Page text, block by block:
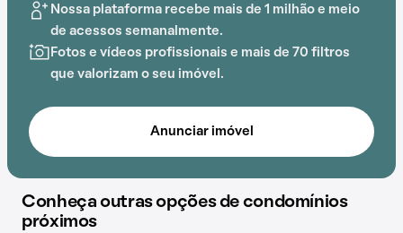
Nossa plataforma recebe mais de 1 milhão e meio
de acessos semanalmente.
Fotos e vídeos profissionais e mais de 70 filtros
que valorizam o seu imóvel.
Anunciar imóvel
Conheça outras opções de condomínios
próximos